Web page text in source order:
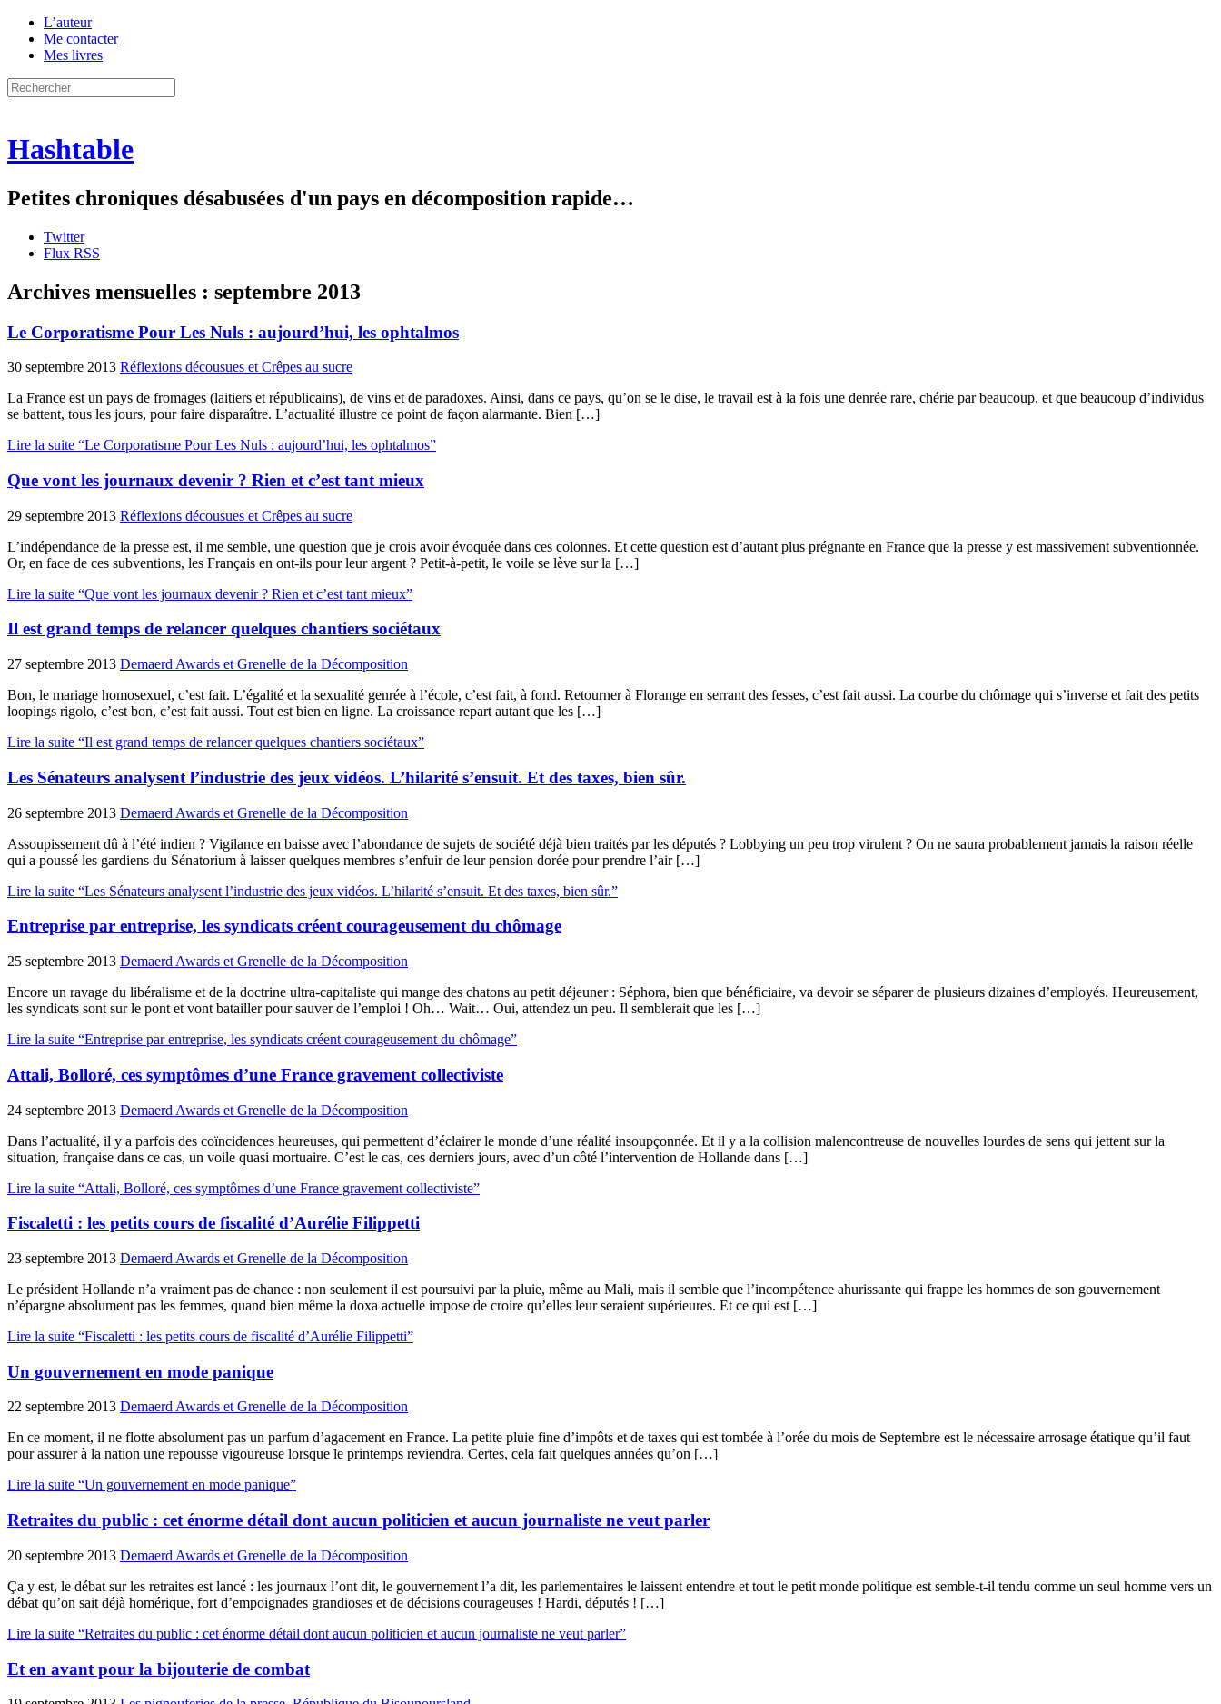
L’auteur
Me contacter
Mes livres
Hashtable
Petites chroniques désabusées d'un pays en décomposition rapide…
Twitter
Flux RSS
Archives mensuelles : septembre 2013
Le Corporatisme Pour Les Nuls : aujourd’hui, les ophtalmos
30 septembre 2013 Réflexions décousues et Crêpes au sucre
La France est un pays de fromages (laitiers et républicains), de vins et de paradoxes. Ainsi, dans ce pays, qu’on se le dise, le travail est à la fois une denrée rare, chérie par beaucoup, et que beaucoup d’individus
se battent, tous les jours, pour faire disparaître. L’actualité illustre ce point de façon alarmante. Bien […]
Lire la suite “Le Corporatisme Pour Les Nuls : aujourd’hui, les ophtalmos”
Que vont les journaux devenir ? Rien et c’est tant mieux
29 septembre 2013 Réflexions décousues et Crêpes au sucre
L’indépendance de la presse est, il me semble, une question que je crois avoir évoquée dans ces colonnes. Et cette question est d’autant plus prégnante en France que la presse y est massivement subventionnée.
Or, en face de ces subventions, les Français en ont-ils pour leur argent ? Petit-à-petit, le voile se lève sur la […]
Lire la suite “Que vont les journaux devenir ? Rien et c’est tant mieux”
Il est grand temps de relancer quelques chantiers sociétaux
27 septembre 2013 Demaerd Awards et Grenelle de la Décomposition
Bon, le mariage homosexuel, c’est fait. L’égalité et la sexualité genrée à l’école, c’est fait, à fond. Retourner à Florange en serrant des fesses, c’est fait aussi. La courbe du chômage qui s’inverse et fait des petits
loopings rigolo, c’est bon, c’est fait aussi. Tout est bien en ligne. La croissance repart autant que les […]
Lire la suite “Il est grand temps de relancer quelques chantiers sociétaux”
Les Sénateurs analysent l’industrie des jeux vidéos. L’hilarité s’ensuit. Et des taxes, bien sûr.
26 septembre 2013 Demaerd Awards et Grenelle de la Décomposition
Assoupissement dû à l’été indien ? Vigilance en baisse avec l’abondance de sujets de société déjà bien traités par les députés ? Lobbying un peu trop virulent ? On ne saura probablement jamais la raison réelle
qui a poussé les gardiens du Sénatorium à laisser quelques membres s’enfuir de leur pension dorée pour prendre l’air […]
Lire la suite “Les Sénateurs analysent l’industrie des jeux vidéos. L’hilarité s’ensuit. Et des taxes, bien sûr.”
Entreprise par entreprise, les syndicats créent courageusement du chômage
25 septembre 2013 Demaerd Awards et Grenelle de la Décomposition
Encore un ravage du libéralisme et de la doctrine ultra-capitaliste qui mange des chatons au petit déjeuner : Séphora, bien que bénéficiaire, va devoir se séparer de plusieurs dizaines d’employés. Heureusement,
les syndicats sont sur le pont et vont batailler pour sauver de l’emploi ! Oh… Wait… Oui, attendez un peu. Il semblerait que les […]
Lire la suite “Entreprise par entreprise, les syndicats créent courageusement du chômage”
Attali, Bolloré, ces symptômes d’une France gravement collectiviste
24 septembre 2013 Demaerd Awards et Grenelle de la Décomposition
Dans l’actualité, il y a parfois des coïncidences heureuses, qui permettent d’éclairer le monde d’une réalité insoupçonnée. Et il y a la collision malencontreuse de nouvelles lourdes de sens qui jettent sur la
situation, française dans ce cas, un voile quasi mortuaire. C’est le cas, ces derniers jours, avec d’un côté l’intervention de Hollande dans […]
Lire la suite “Attali, Bolloré, ces symptômes d’une France gravement collectiviste”
Fiscaletti : les petits cours de fiscalité d’Aurélie Filippetti
23 septembre 2013 Demaerd Awards et Grenelle de la Décomposition
Le président Hollande n’a vraiment pas de chance : non seulement il est poursuivi par la pluie, même au Mali, mais il semble que l’incompétence ahurissante qui frappe les hommes de son gouvernement
n’épargne absolument pas les femmes, quand bien même la doxa actuelle impose de croire qu’elles leur seraient supérieures. Et ce qui est […]
Lire la suite “Fiscaletti : les petits cours de fiscalité d’Aurélie Filippetti”
Un gouvernement en mode panique
22 septembre 2013 Demaerd Awards et Grenelle de la Décomposition
En ce moment, il ne flotte absolument pas un parfum d’agacement en France. La petite pluie fine d’impôts et de taxes qui est tombée à l’orée du mois de Septembre est le nécessaire arrosage étatique qu’il faut
pour assurer à la nation une repousse vigoureuse lorsque le printemps reviendra. Certes, cela fait quelques années qu’on […]
Lire la suite “Un gouvernement en mode panique”
Retraites du public : cet énorme détail dont aucun politicien et aucun journaliste ne veut parler
20 septembre 2013 Demaerd Awards et Grenelle de la Décomposition
Ça y est, le débat sur les retraites est lancé : les journaux l’ont dit, le gouvernement l’a dit, les parlementaires le laissent entendre et tout le petit monde politique est semble-t-il tendu comme un seul homme vers un
débat qu’on sait déjà homérique, fort d’empoignades grandioses et de décisions courageuses ! Hardi, députés ! […]
Lire la suite “Retraites du public : cet énorme détail dont aucun politicien et aucun journaliste ne veut parler”
Et en avant pour la bijouterie de combat